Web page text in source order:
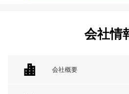
会社情
会社概要